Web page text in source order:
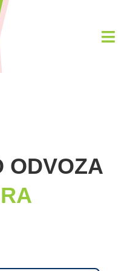
ODVOZA